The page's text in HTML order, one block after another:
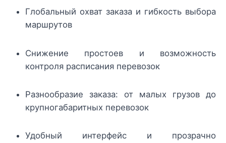
Глобальный охват заказа и гибкость выбора
маршрутов
Снижение простоев и возможность
контроля расписания перевозок
Разнообразие заказа: от малых грузов до
крупногабаритных перевозок
Удобный интерфейс и прозрачно